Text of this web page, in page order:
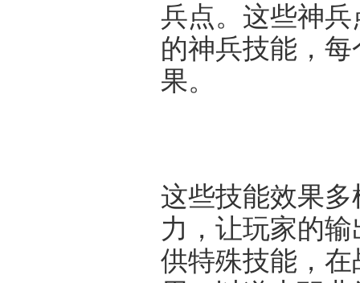
兵点。这些神
的神兵技能，
果。
这些技能效果
力，让玩家的
供特殊技能，